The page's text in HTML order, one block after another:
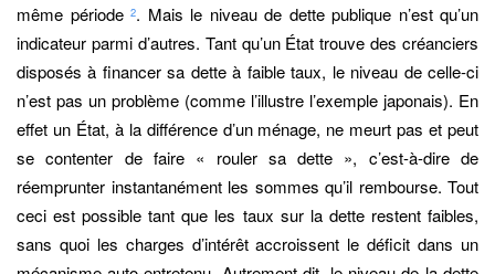
même période 2. Mais le niveau de dette publique n’est qu’un
indicateur parmi d’autres. Tant qu’un État trouve des créanciers
disposés à financer sa dette à faible taux, le niveau de celle-ci
n’est pas un problème (comme l’illustre l’exemple japonais). En
effet un État, à la différence d’un ménage, ne meurt pas et peut
se contenter de faire « rouler sa dette », c’est-à-dire de
réemprunter instantanément les sommes qu’il rembourse. Tout
ceci est possible tant que les taux sur la dette restent faibles,
sans quoi les charges d’intérêt accroissent le déficit dans un